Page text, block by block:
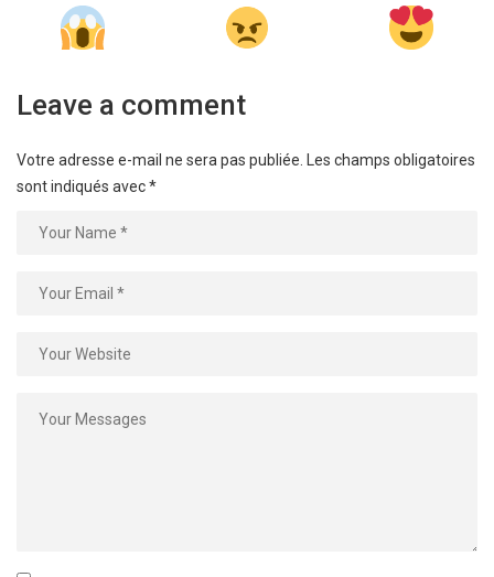
Leave a comment
Votre adresse e-mail ne sera pas publiée. Les champs obligatoires
sont indiqués avec*